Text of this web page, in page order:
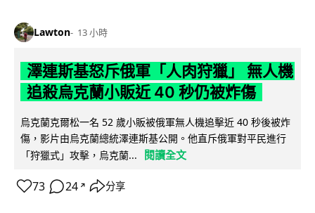
Lawton 13 小時
澤連斯基怒斥俄軍「人肉狩獵」 無人機
追殺烏克蘭小販近 40 秒仍被炸傷
烏克蘭克爾松一名 52 歲小販被俄軍無人機追擊近 40 秒後被炸
傷，影片由烏克蘭總統澤連斯基公開。他直斥俄軍對平民進行
「狩獵式」攻擊，烏克蘭...
閱讀全文
73 24 ↗ 分享